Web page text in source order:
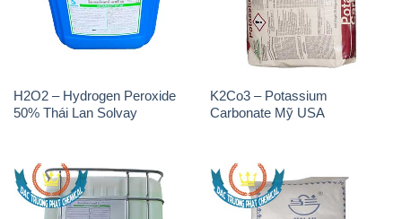
H2O2 – Hydrogen Peroxide
50% Thái Lan Solvay
K2Co3 – Potassium
Carbonate Mỹ USA